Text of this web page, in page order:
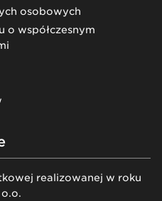
osobowych
o współczesnym
realizowanej w roku